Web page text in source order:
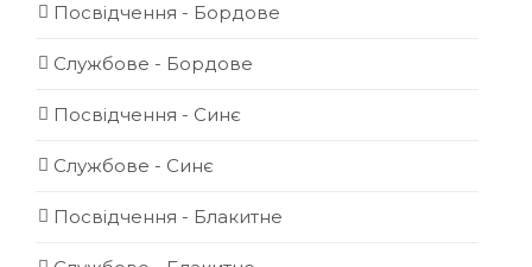
Посвідчення - Бордове
Службове - Бордове
Посвідчення - Синє
Службове - Синє
Посвідчення - Блакитне